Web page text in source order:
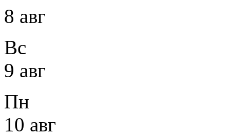
8 авг
Вс
9 авг
Пн
10 авг